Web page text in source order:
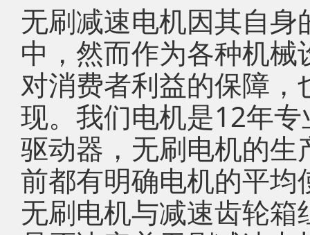
无刷减速电机因其自
中，然而作为各种机
对消费者利益的保障
现。我们电机是12年
驱动器，无刷电机的
前都有明确电机的平
无刷电机与减速齿轮